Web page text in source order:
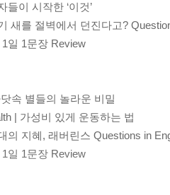
들이 시작한 ‘이것’
새를 절벽에서 던진다고?
일 1문장 Review
속 별들의 놀라운 비밀
| 가성비 있게 운동하는 법
의 지혜, 래버린스 Questions in
일 1문장 Review